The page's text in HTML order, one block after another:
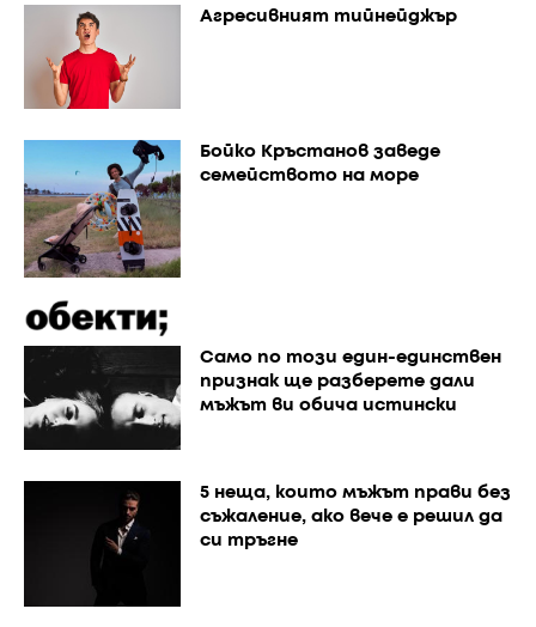
Агресивният тийнейджър
Бойко Кръстанов заведе
семейството на море
Само по този един-единствен
признак ще разберете дали
мъжът ви обича истински
5 неща, които мъжът прави без
съжаление, ако вече е решил да
си тръгне